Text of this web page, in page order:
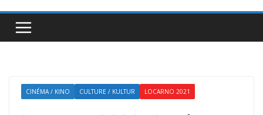
CINÉMA / KINO CULTURE / KULTUR LOCARNO 2021